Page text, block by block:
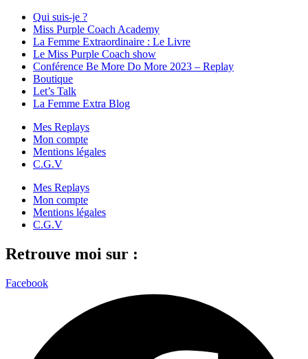
Qui suis-je ?
Miss Purple Coach Academy
La Femme Extraordinaire : Le Livre
Le Miss Purple Coach show
Conférence Be More Do More 2023 – Replay
Boutique
Let’s Talk
La Femme Extra Blog
Mes Replays
Mon compte
Mentions légales
C.G.V
Mes Replays
Mon compte
Mentions légales
C.G.V
Retrouve moi sur :
Facebook